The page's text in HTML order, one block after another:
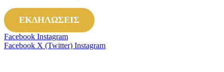
ΕΚΔΗΛΩΣΕΙΣ
Facebook Instagram
Facebook X (Twitter) Instagram